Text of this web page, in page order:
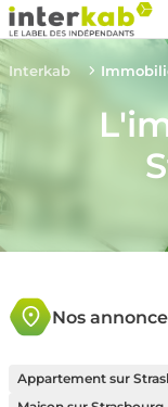
Interkab
Nos
Appartement sur